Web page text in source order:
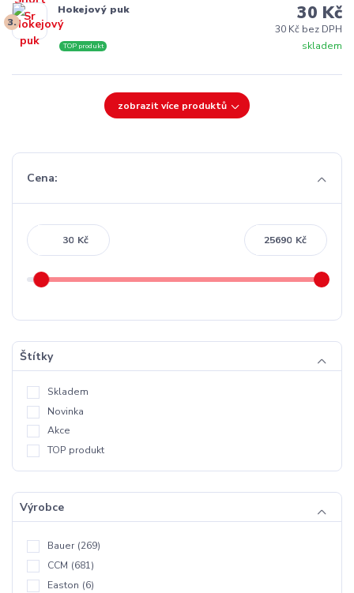
3.
Hokejový puk
skladem
TOP produkt
30 Kč
30 Kč bez DPH
zobrazit více produktů
Cena:
Kč Kč
Štítky
Skladem
Novinka
Akce
TOP produkt
Výrobce
Bauer (269)
CCM (681)
Easton (6)